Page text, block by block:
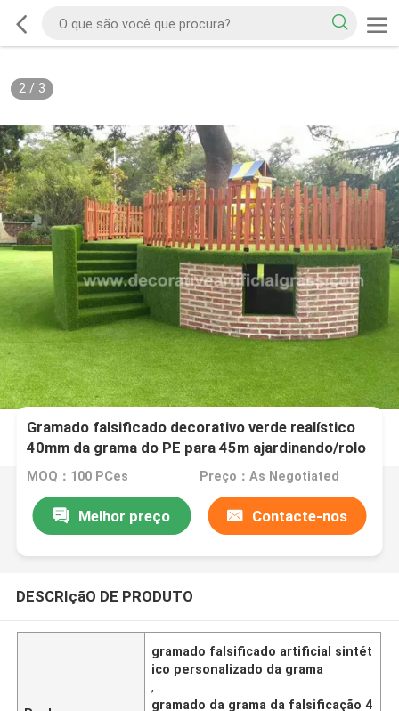
2/ 3
Gramado falsificado decorativo verde realístico
40mm da grama do PE para 45m ajardinando/rolo
MOQ：100 PCes Preço：As Negotiated
Melhor preço Contacte-nos
DESCRIçãO DE PRODUTO
gramado falsificado artificial sintét
ico personalizado da grama
,
gramado da grama da falsificação 4